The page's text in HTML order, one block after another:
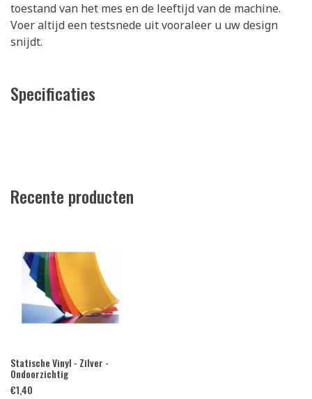
toestand van het mes en de leeftijd van de machine.
Voer altijd een testsnede uit vooraleer u uw design
snijdt.
Specificaties
Recente producten
Statische Vinyl - Zilver -
Ondoorzichtig
€1,40